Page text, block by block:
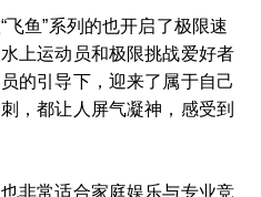
鱼”系列的也开启了极限速
上运动员和极限挑战爱好者
的引导下，迎来了属于自己
，都让人屏气凝神，感受到
非常适合家庭娱乐与专业竞